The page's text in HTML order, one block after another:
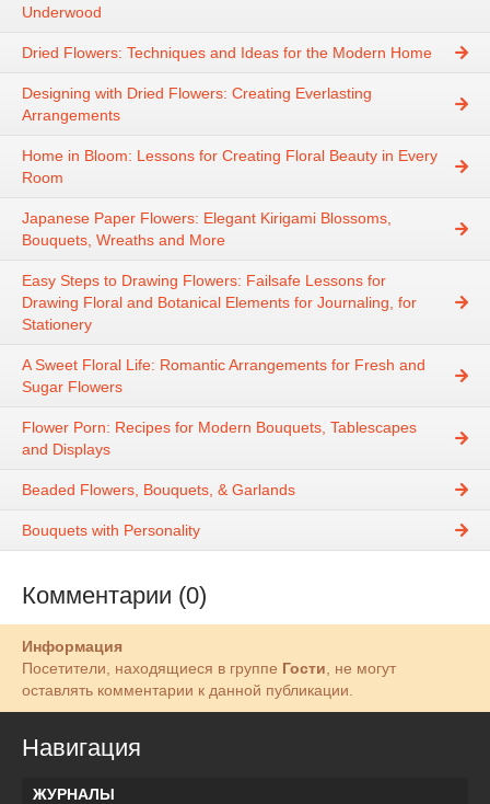
Underwood
Dried Flowers: Techniques and Ideas for the Modern Home
Designing with Dried Flowers: Creating Everlasting
Arrangements
Home in Bloom: Lessons for Creating Floral Beauty in Every
Room
Japanese Paper Flowers: Elegant Kirigami Blossoms,
Bouquets, Wreaths and More
Easy Steps to Drawing Flowers: Failsafe Lessons for
Drawing Floral and Botanical Elements for Journaling, for
Stationery
A Sweet Floral Life: Romantic Arrangements for Fresh and
Sugar Flowers
Flower Porn: Recipes for Modern Bouquets, Tablescapes
and Displays
Beaded Flowers, Bouquets, & Garlands
Bouquets with Personality
Комментарии (0)
Информация
Посетители, находящиеся в группе Гости, не могут
оставлять комментарии к данной публикации.
Навигация
ЖУРНАЛЫ